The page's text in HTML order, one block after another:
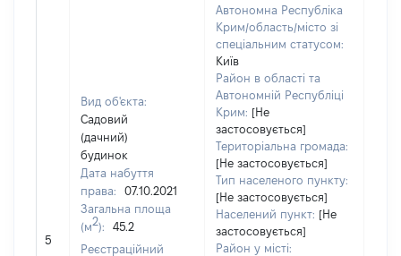
5
Вид об'єкта:
Садовий
(дачний)
будинок
Дата набуття
права:
07.10.2021
Загальна площа
(м2):
45.2
Реєстраційний
Автономна Республіка
Крим/область/місто зі
спеціальним статусом:
Київ
Район в області та
Автономній Республіці
Крим: [Не
застосовується]
Територіальна громада:
[Не застосовується]
Тип населеного пункту:
[Не застосовується]
Населений пункт: [Не
застосовується]
Район у місті: